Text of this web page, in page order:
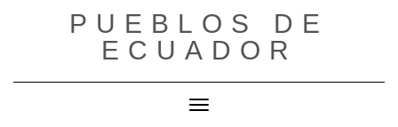
PUEBLOS DE
ECUADOR
Cambiar modo de navegación